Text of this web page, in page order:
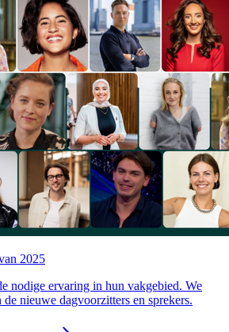
2025
nodige ervaring in hun vakgebied. We
nieuwe dagvoorzitters en sprekers.